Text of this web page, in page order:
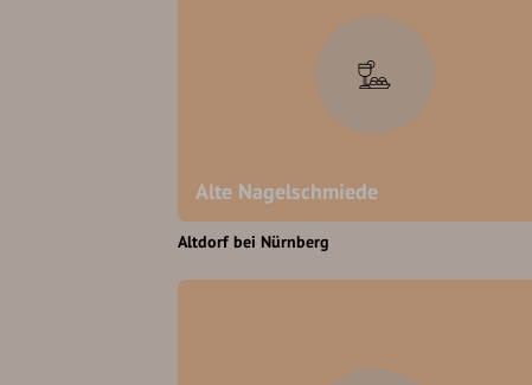
Alte Nagelschmiede
Altdorf bei Nürnberg